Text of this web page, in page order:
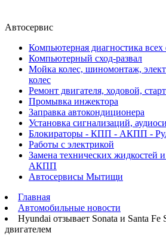
Автосервис
Компьютерная диагностика всех
Компьютерный сход-развал
Мойка колес, шиномонтаж,
колес
Ремонт двигателя, ходовой,
Промывка инжектора
Заправка автокондиционера
Установка сигнализаций,
Блокираторы - КПП - АКПП -
Работы с электрикой
Замена технических жидкостей
АКПП
Автосервисы Мытищи
Главная
Автомобильные новости
Hyundai отзывает Sonata и Santa Fe
двигателем